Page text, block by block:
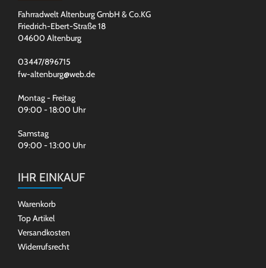
Fahrradwelt Altenburg GmbH & Co.KG
Friedrich-Ebert-Straße 18
04600 Altenburg
03447/896715
fw-altenburg@web.de
Montag - Freitag
09:00 - 18:00 Uhr
Samstag
09:00 - 13:00 Uhr
IHR EINKAUF
Warenkorb
Top Artikel
Versandkosten
Widerrufsrecht